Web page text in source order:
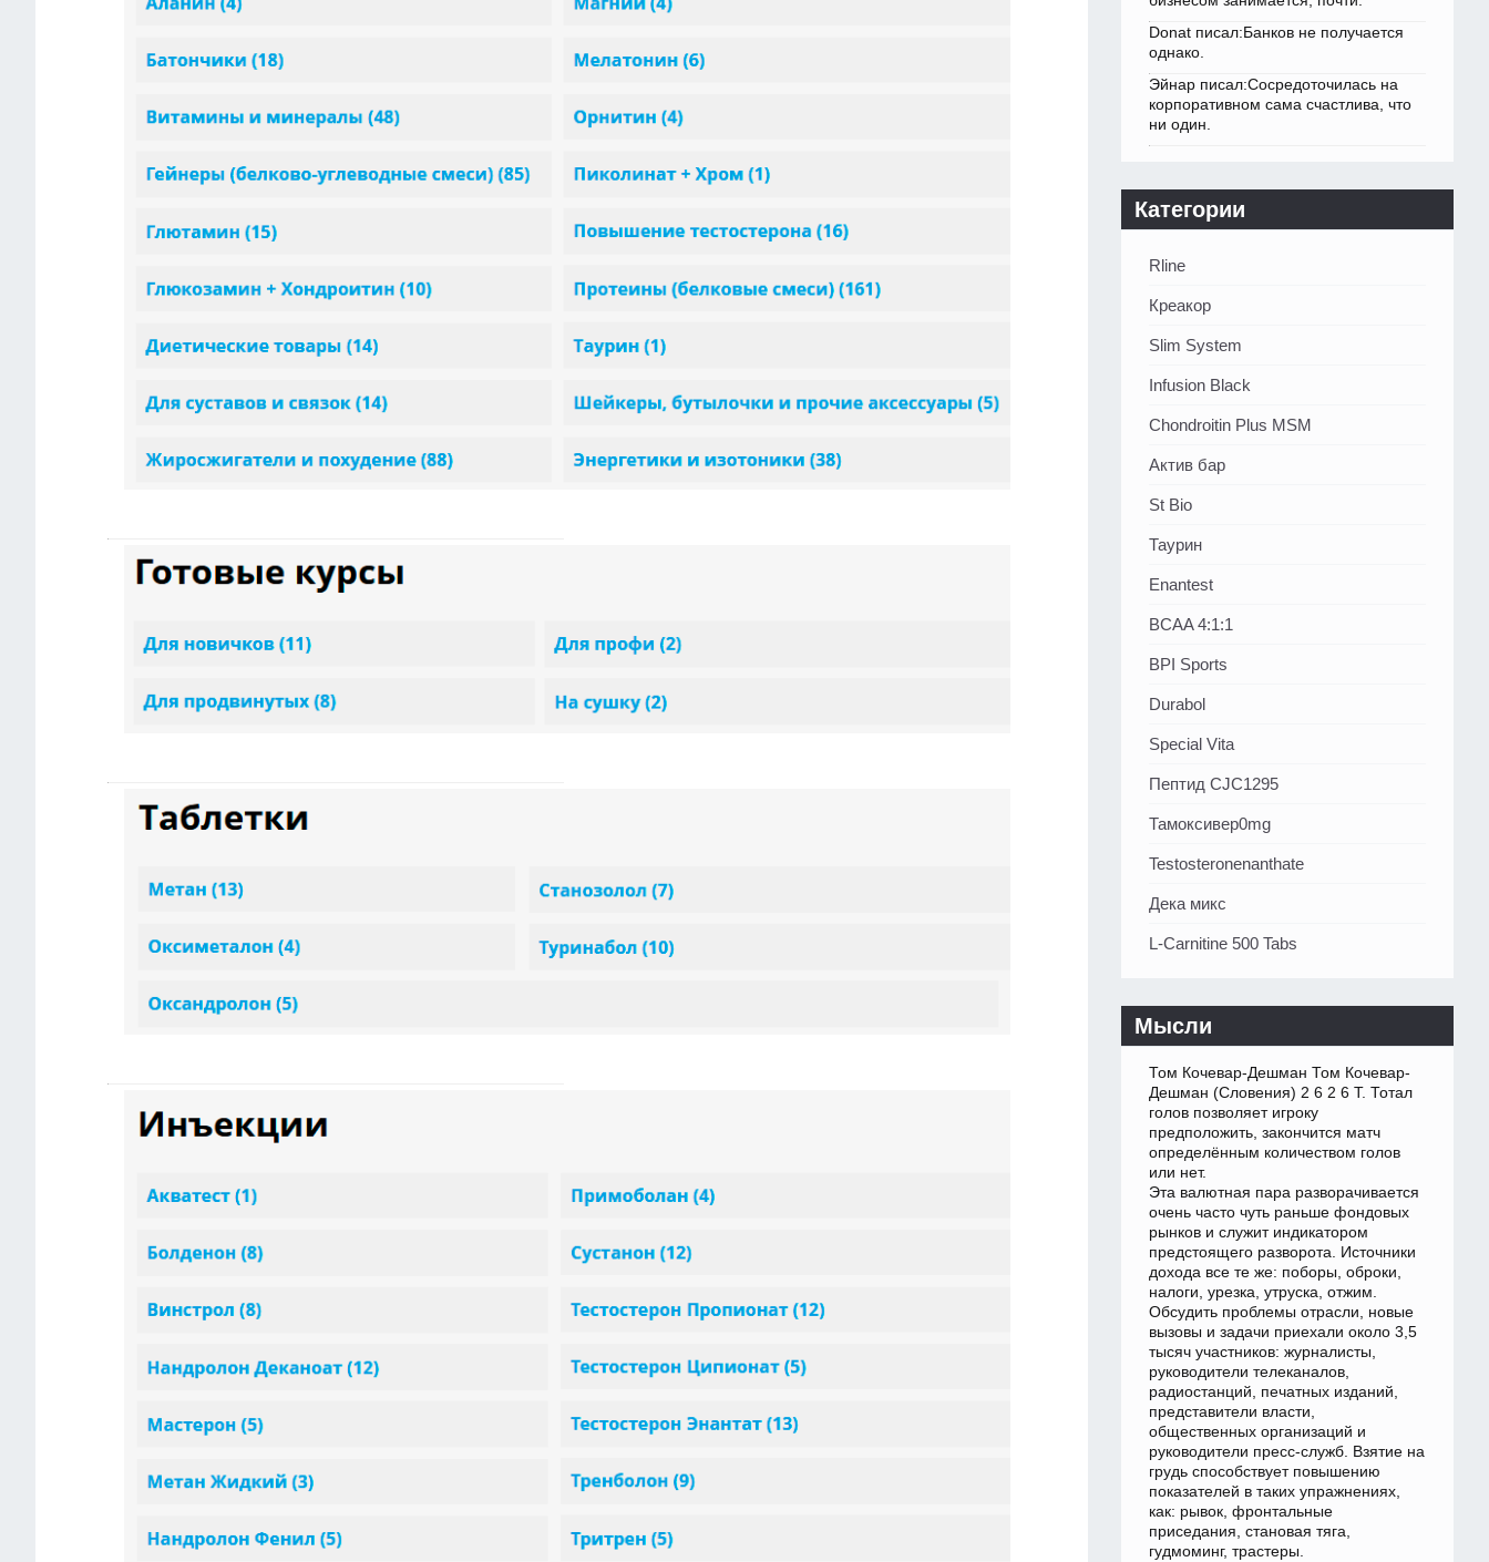
Donat писал:Банков не получается
однако.
Эйнар писал:Сосредоточилась на
корпоративном сама счастлива, что
ни один.
Категории
Rline
Креакор
Slim System
Infusion Black
Chondroitin Plus MSM
Актив бар
St Bio
Таурин
Enantest
BCAA 4:1:1
BPI Sports
Durabol
Special Vita
Пептид CJC1295
Тамоксивер0mg
Testosteronenanthate
Дека микс
L-Carnitine 500 Tabs
Мысли
Том Кочевар-Дешман Том Кочевар-
Дешман (Словения) 2 6 2 6 Т. Тотал
голов позволяет игроку
предположить, закончится матч
определённым количеством голов
или нет.
Эта валютная пара разворачивается
очень часто чуть раньше фондовых
рынков и служит индикатором
предстоящего разворота. Источники
дохода все те же: поборы, оброки,
налоги, урезка, утруска, отжим.
Обсудить проблемы отрасли, новые
вызовы и задачи приехали около 3,5
тысяч участников: журналисты,
руководители телеканалов,
радиостанций, печатных изданий,
представители власти,
общественных организаций и
руководители пресс-служб. Взятие на
грудь способствует повышению
показателей в таких упражнениях,
как: рывок, фронтальные
приседания, становая тяга,
гудмоминг, трастеры.